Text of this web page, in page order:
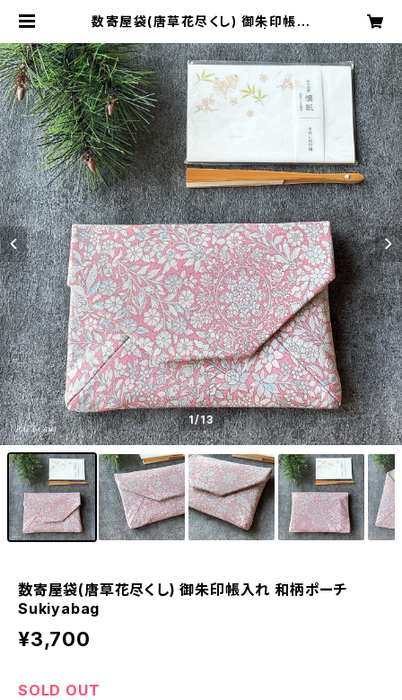
数寄屋袋(唐草花尽くし) 御朱印帳入
Tカーニャ
1/13
数寄屋袋(唐草花尽くし) 御朱印帳入れ 和柄ポーチ
Sukiyabag
¥3,700
SOLD OUT